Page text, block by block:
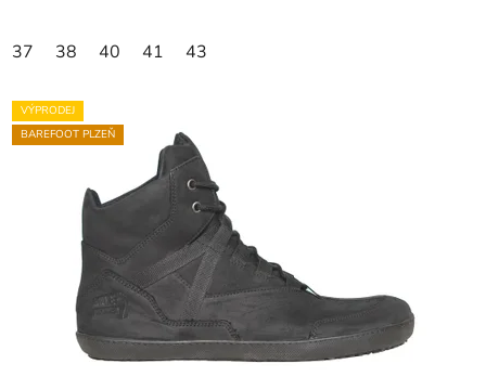
37 38 40 41 43
VÝPRODEJ
BAREFOOT PLZEŇ